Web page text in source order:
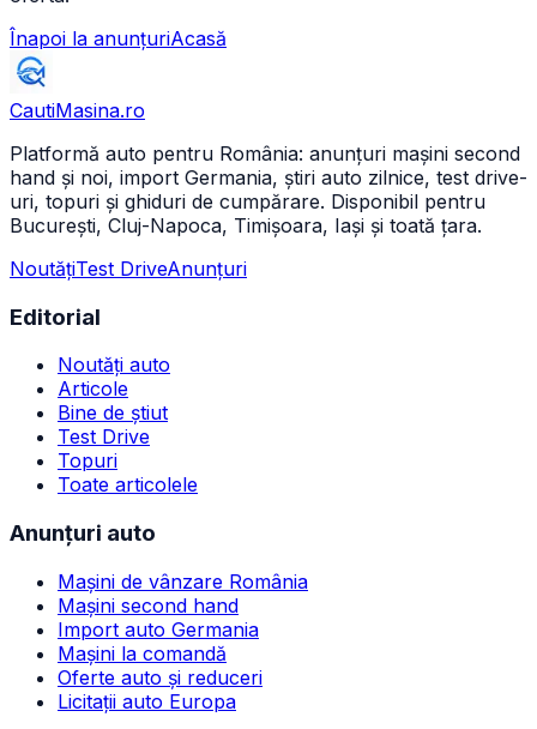
Înapoi la anunțuriAcasă
CautiMasina.ro
Platformă auto pentru România: anunțuri mașini second
hand și noi, import Germania, știri auto zilnice, test drive-
uri, topuri și ghiduri de cumpărare. Disponibil pentru
București, Cluj-Napoca, Timișoara, Iași și toată țara.
NoutățiTest DriveAnunțuri
Editorial
Noutăți auto
Articole
Bine de știut
Test Drive
Topuri
Toate articolele
Anunțuri auto
Mașini de vânzare România
Mașini second hand
Import auto Germania
Mașini la comandă
Oferte auto și reduceri
Licitații auto Europa